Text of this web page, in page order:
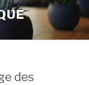
des